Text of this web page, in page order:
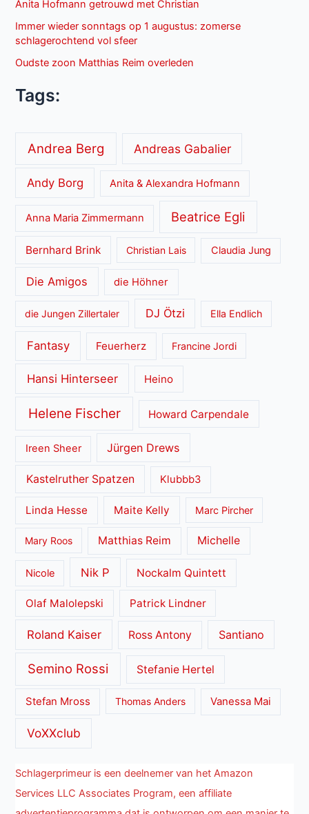
Anita Hofmann getrouwd met Christian
Immer wieder sonntags op 1 augustus: zomerse
schlagerochtend vol sfeer
Oudste zoon Matthias Reim overleden
Tags:
Andrea Berg Andreas Gabalier
Andy Borg Anita & Alexandra Hofmann
Anna Maria Zimmermann Beatrice Egli
Bernhard Brink Christian Lais Claudia Jung
Die Amigos die Höhner
die Jungen Zillertaler DJ Ötzi Ella Endlich
Fantasy Feuerherz Francine Jordi
Hansi Hinterseer Heino
Helene Fischer Howard Carpendale
Ireen Sheer Jürgen Drews
Kastelruther Spatzen Klubbb3
Linda Hesse Maite Kelly Marc Pircher
Mary Roos Matthias Reim Michelle
Nicole Nik P Nockalm Quintett
Olaf Malolepski Patrick Lindner
Roland Kaiser Ross Antony Santiano
Semino Rossi Stefanie Hertel
Stefan Mross Thomas Anders Vanessa Mai
VoXXclub
Schlagerprimeur is een deelnemer van het Amazon
Services LLC Associates Program, een affiliate